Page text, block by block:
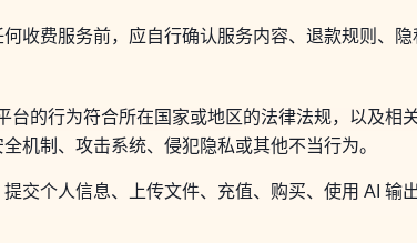
收费服务前，应自行确认服务内容、退款规则、隐
的行为符合所在国家或地区的法律法规，以及相
机制、攻击系统、侵犯隐私或其他不当行为。
交个人信息、上传文件、充值、购买、使用 AI 输